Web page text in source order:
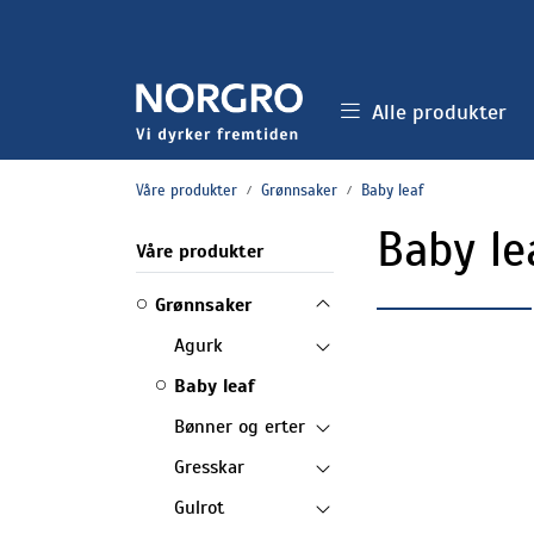
Alle produkter
Våre produkter Grønnsaker Baby leaf
Våre produkter
Grønnsaker
Agurk
Baby leaf
Bønner og erter
Gresskar
Gulrot
Baby